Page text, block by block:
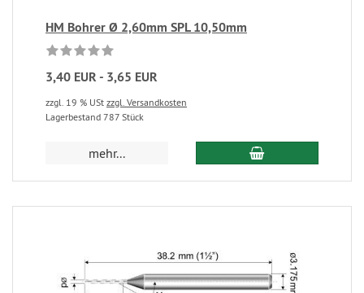
HM Bohrer Ø 2,60mm SPL 10,50mm
3,40 EUR - 3,65 EUR
zzgl. 19 % USt zzgl. Versandkosten
Lagerbestand 787 Stück
mehr...